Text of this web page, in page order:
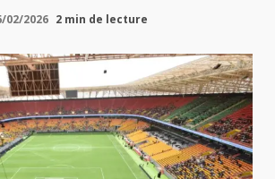
02/2026 2 min de lecture